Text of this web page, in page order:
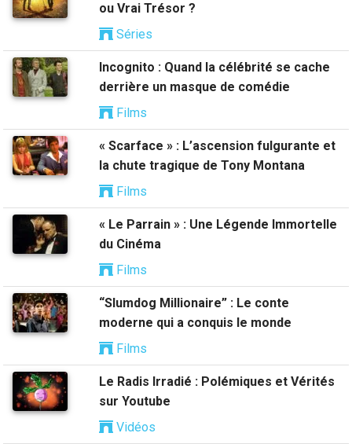
ou Vrai Trésor ?
Séries
Incognito : Quand la célébrité se cache
derrière un masque de comédie
Films
« Scarface » : L’ascension fulgurante et
la chute tragique de Tony Montana
Films
« Le Parrain » : Une Légende Immortelle
du Cinéma
Films
“Slumdog Millionaire” : Le conte
moderne qui a conquis le monde
Films
Le Radis Irradié : Polémiques et Vérités
sur Youtube
Vidéos